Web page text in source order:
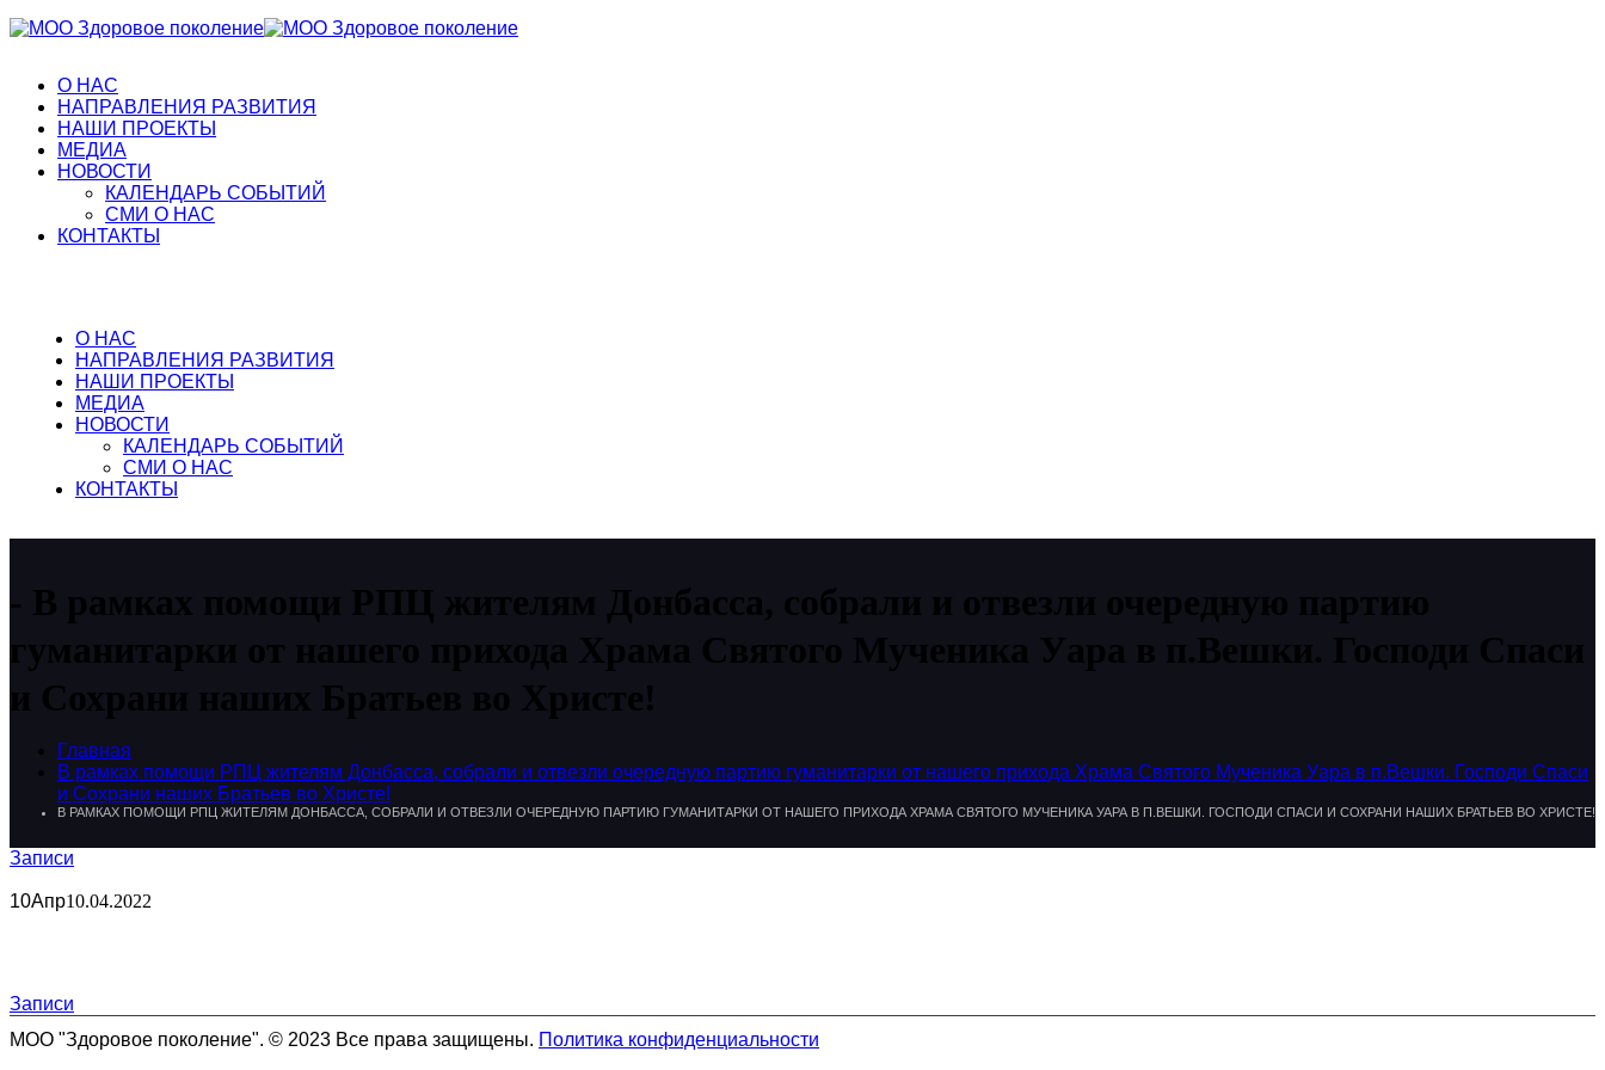
О НАС
НАПРАВЛЕНИЯ РАЗВИТИЯ
НАШИ ПРОЕКТЫ
МЕДИА
НОВОСТИ
КАЛЕНДАРЬ СОБЫТИЙ
СМИ О НАС
КОНТАКТЫ
О НАС
НАПРАВЛЕНИЯ РАЗВИТИЯ
НАШИ ПРОЕКТЫ
МЕДИА
НОВОСТИ
КАЛЕНДАРЬ СОБЫТИЙ
СМИ О НАС
КОНТАКТЫ
В рамках помощи РПЦ жителям Донбасса, собрали и отвезли очередную партию
гуманитарки от нашего прихода Храма Святого Мученика Уара в п.Вешки. Господи Спаси
и Сохрани наших Братьев во Христе!
Главная
В рамках помощи РПЦ жителям Донбасса, собрали и отвезли очередную партию гуманитарки от нашего прихода Храма Святого Мученика Уара в п.Вешки. Господи Спаси
и Сохрани наших Братьев во Христе!
В РАМКАХ ПОМОЩИ РПЦ ЖИТЕЛЯМ ДОНБАССА, СОБРАЛИ И ОТВЕЗЛИ ОЧЕРЕДНУЮ ПАРТИЮ ГУМАНИТАРКИ ОТ НАШЕГО ПРИХОДА ХРАМА СВЯТОГО МУЧЕНИКА УАРА В П.ВЕШКИ. ГОСПОДИ СПАСИ И СОХРАНИ НАШИХ БРАТЬЕВ ВО ХРИСТЕ!
Записи
10Апр10.04.2022
Записи
МОО "Здоровое поколение". © 2023 Все права защищены. Политика конфиденциальности